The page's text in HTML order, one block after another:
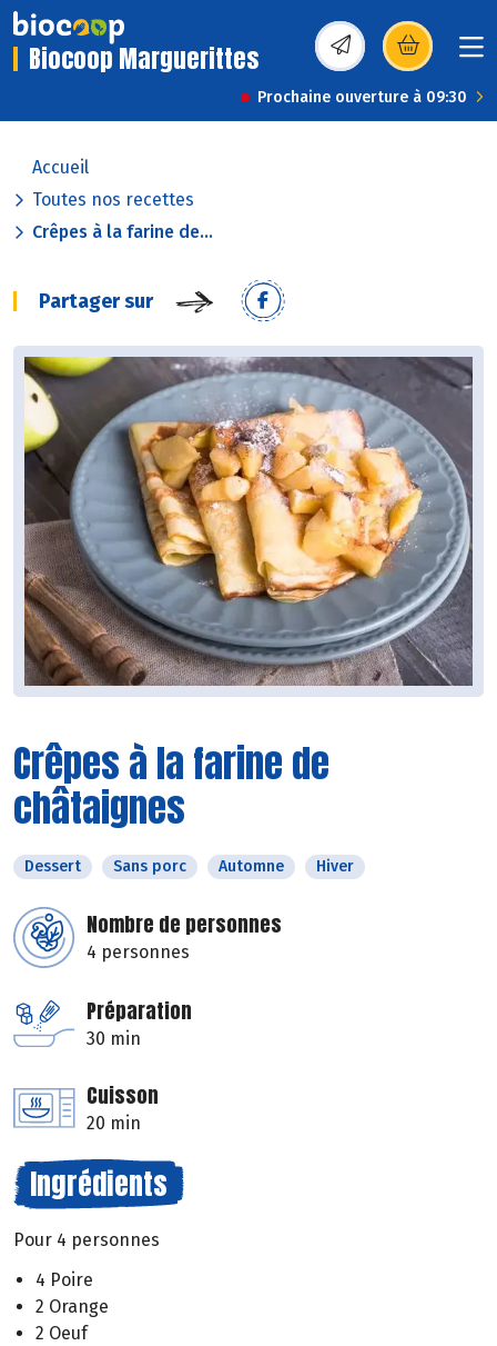
Biocoop Marguerittes (s’ouvre dans une
Prochaine ouverture à 09:30
Accueil
Toutes nos recettes
Crêpes à la farine de...
Partager sur
Crêpes à la farine de
châtaignes
Dessert Sans porc Automne Hiver
Nombre de personnes
4 personnes
Préparation
30 min
Cuisson
20 min
Ingrédients
Pour 4 personnes
4 Poire
2 Orange
2 Oeuf